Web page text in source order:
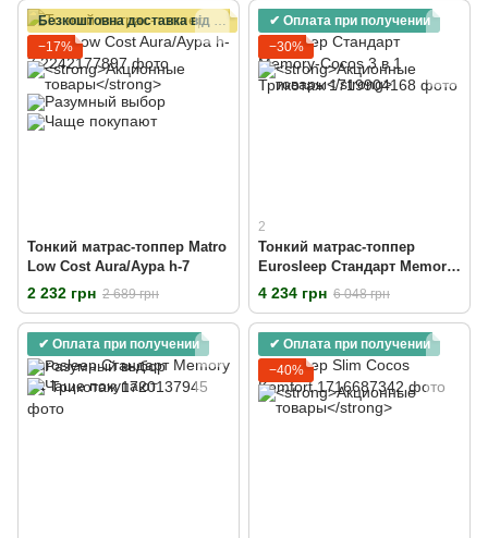
Безкоштовна доставка від 6000 грн
−17%
Тонкий матрас-топпер Matro
Low Cost Aura/Аура h-7
2 232 грн 2 689 грн
✔ Оплата при получении
−30%
2
Тонкий матрас-топпер
Eurosleep Стандарт Memory-
Cocos 3 в 1 Трикотаж
4 234 грн 6 048 грн
✔ Оплата при получении
✔ Оплата при получении
−40%